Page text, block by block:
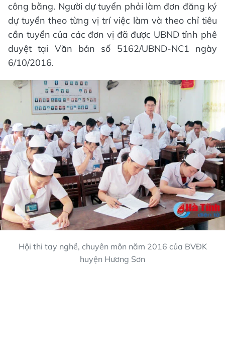
công bằng. Người dự tuyển phải làm đơn đăng ký
dự tuyển theo từng vị trí việc làm và theo chỉ tiêu
cần tuyển của các đơn vị đã được UBND tỉnh phê
duyệt tại Văn bản số 5162/UBND-NC1 ngày
6/10/2016.
Hội thi tay nghề, chuyên môn năm 2016 của BVĐK
huyện Hương Sơn